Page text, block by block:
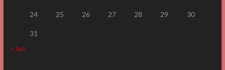
24 25 26 27 28 29 30
31
« Jan